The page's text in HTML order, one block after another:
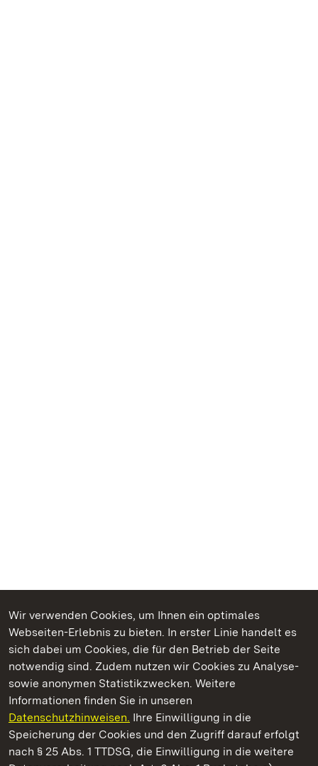
Wir verwenden Cookies, um Ihnen ein optimales
Webseiten-Erlebnis zu bieten. In erster Linie handelt es
sich dabei um Cookies, die für den Betrieb der Seite
notwendig sind. Zudem nutzen wir Cookies zu Analyse-
sowie anonymen Statistikzwecken. Weitere
Informationen finden Sie in unseren
Datenschutzhinweisen. Ihre Einwilligung in die
Speicherung der Cookies und den Zugriff darauf erfolgt
nach § 25 Abs. 1 TTDSG, die Einwilligung in die weitere
Kommen. Staunen. Genießen.
Schloss und Schlossgarten Weikersheim
Staatliche Schlösser und Gärten Baden-Württemberg